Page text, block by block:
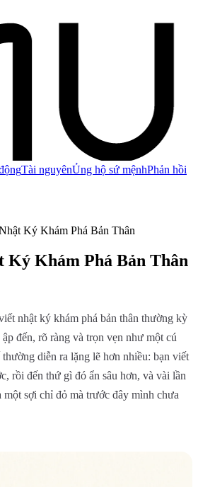
Tài nguyênỦng hộ sứ mệnhPhản hồi
Ký Khám Phá Bản Thân
Ký Khám Phá Bản Thân
nhật ký khám phá bản thân thường kỳ
đến, rõ ràng và trọn vẹn như một cú
diễn ra lặng lẽ hơn nhiều: bạn viết
rồi đến thứ gì đó ẩn sâu hơn, và vài lần
một sợi chỉ đỏ mà trước đây mình chưa